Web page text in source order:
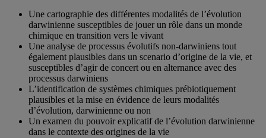
Une cartographie des différentes modalités de l’évolution
darwinienne susceptibles de jouer un rôle dans un monde
chimique en transition vers le vivant
Une analyse de processus évolutifs non-darwiniens tout
également plausibles dans un scenario d’origine de la vie, et
susceptibles d’agir de concert ou en alternance avec des
processus darwiniens
L’identification de systèmes chimiques prébiotiquement
plausibles et la mise en évidence de leurs modalités
d’évolution, darwinienne ou non
Un examen du pouvoir explicatif de l’évolution darwinienne
dans le contexte des origines de la vie